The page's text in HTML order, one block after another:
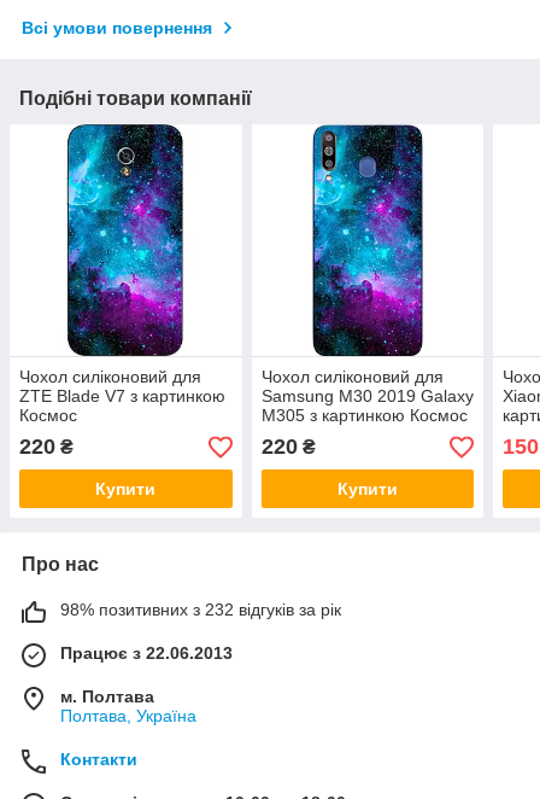
Всі умови повернення
Подібні товари компанії
Чохол силіконовий для
ZTE Blade V7 з картинкою
Космос
220 ₴
Купити
Чохол силіконовий для
Samsung M30 2019 Galaxy
M305 з картинкою Космос
220₴
Купити
150
Про нас
98% позитивних з 232 відгуків за рік
Працює з 22.06.2013
м. Полтава
Полтава, Україна
Контакти